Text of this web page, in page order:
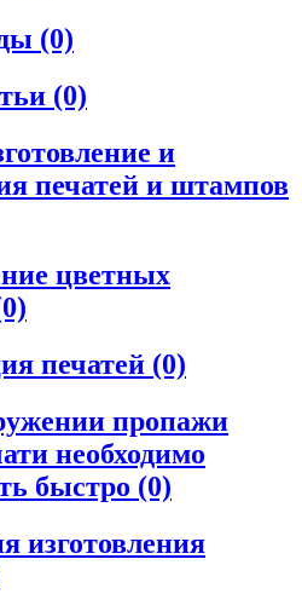
(0)
(0)
и
печатей и штампов
цветных
печатей (0)
пропажи
необходимо
быстро (0)
изготовления